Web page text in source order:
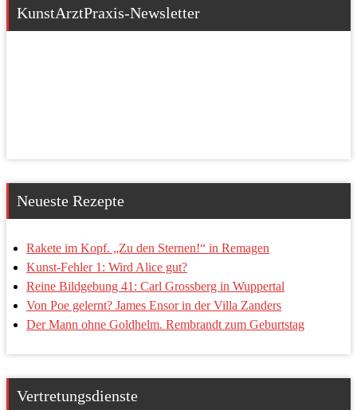
KunstArztPraxis-Newsletter
Neueste Rezepte
Rakete im Kopf. „Zu den Sternen!“ in Remagen
Kunst-Fehler 1: Wird Alice gut?
Reine Bildgebung 41: Carl Grossberg in Wuppertal
Von Poe gelernt? James Ensor in der Villa Zanders
Der Mann ohne Goldhelm. Rembrandt zum Geburtstag
Vertretungsdienste